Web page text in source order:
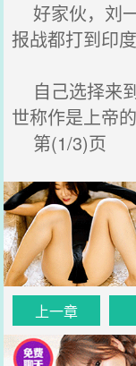
好家伙，刘
报战都打到印度
自己选择来
世称作是上帝
第(1/3)页
上一章